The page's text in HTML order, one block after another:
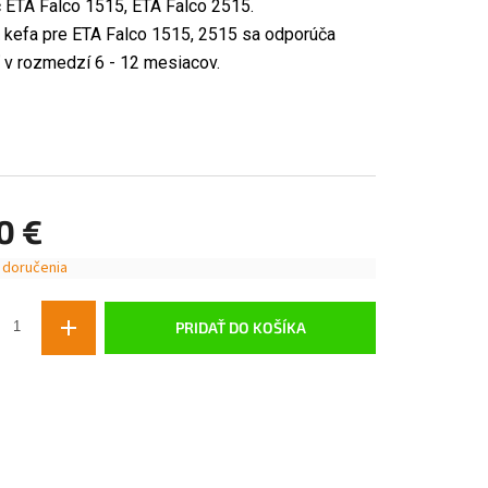
€
PRIDAŤ DO KOŠÍKA
Falco 1515, ETA Falco 2515.
kefa pre ETA Falco 1515, 2515 sa odporúča
rozmedzí 6 - 12 mesiacov.